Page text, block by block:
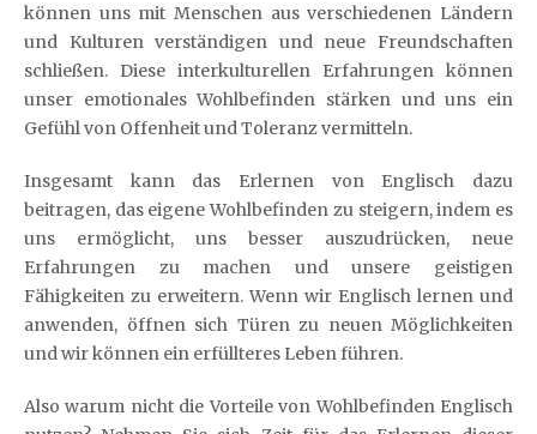
können uns mit Menschen aus verschiedenen Ländern
und Kulturen verständigen und neue Freundschaften
schließen. Diese interkulturellen Erfahrungen können
unser emotionales Wohlbefinden stärken und uns ein
Gefühl von Offenheit und Toleranz vermitteln.
Insgesamt kann das Erlernen von Englisch dazu
beitragen, das eigene Wohlbefinden zu steigern, indem es
uns ermöglicht, uns besser auszudrücken, neue
Erfahrungen zu machen und unsere geistigen
Fähigkeiten zu erweitern. Wenn wir Englisch lernen und
anwenden, öffnen sich Türen zu neuen Möglichkeiten
und wir können ein erfüllteres Leben führen.
Also warum nicht die Vorteile von Wohlbefinden Englisch